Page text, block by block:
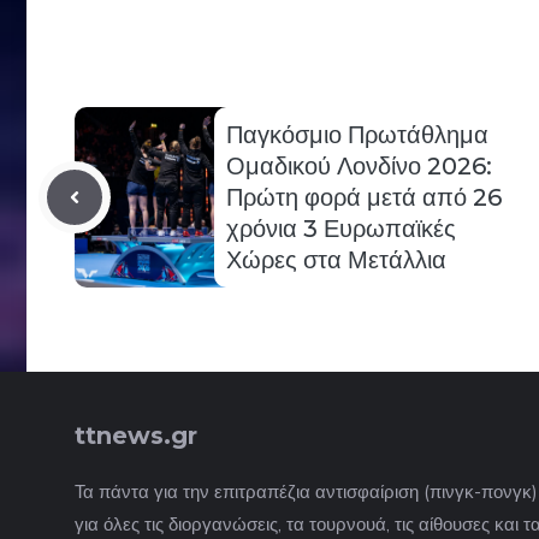
Παγκόσμιο Πρωτάθλημα
Ομαδικού Λονδίνο 2026:
Πρώτη φορά μετά από 26
χρόνια 3 Ευρωπαϊκές
Χώρες στα Μετάλλια
ttnews.gr
Τα πάντα για την επιτραπέζια αντισφαίριση (πινγκ-
για όλες τις διοργανώσεις, τα τουρνουά, τις αίθουσες